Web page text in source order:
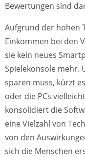
Bewertungen sind
Aufgrund der hohen
Einkommen bei den
sie kein neues
Spielekonsole mehr.
sparen muss, kürzt
oder die PCs
konsolidiert die
eine Vielzahl von
von den
sich die Menschen